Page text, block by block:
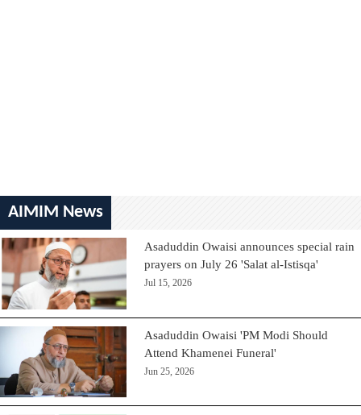
AIMIM News
Asaduddin Owaisi announces special rain
prayers on July 26 'Salat al-Istisqa'
Jul 15, 2026
Asaduddin Owaisi 'PM Modi Should
Attend Khamenei Funeral'
Jun 25, 2026